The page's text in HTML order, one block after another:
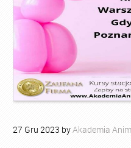
27 Gru 2023 byAkademia